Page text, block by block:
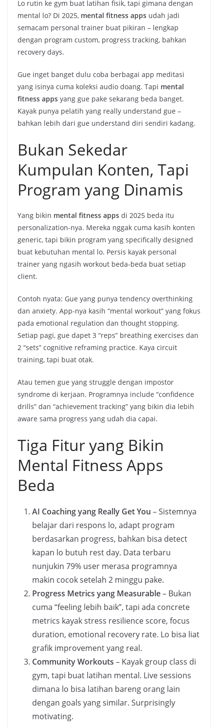
Lo rutin ke gym buat latihan fisik, tapi gimana dengan
mental lo? Di 2025, mental fitness apps udah jadi
semacam personal trainer buat pikiran – lengkap
dengan program custom, progress tracking, bahkan
recovery days.
Gue inget banget dulu coba berbagai app meditasi
yang isinya cuma koleksi audio doang. Tapi mental
fitness apps yang gue pake sekarang beda banget.
Kayak punya pelatih yang really understand gue –
bahkan lebih dari gue understand diri sendiri kadang.
Bukan Sekedar
Kumpulan Konten, Tapi
Program yang Dinamis
Yang bikin mental fitness apps di 2025 beda itu
personalization-nya. Mereka nggak cuma kasih konten
generic, tapi bikin program yang specifically designed
buat kebutuhan mental lo. Persis kayak personal
trainer yang ngasih workout beda-beda buat setiap
client.
Contoh nyata: Gue yang punya tendency overthinking
dan anxiety. App-nya kasih “mental workout” yang fokus
pada emotional regulation dan thought stopping.
Setiap pagi, gue dapet 3 “reps” breathing exercises dan
2 “sets” cognitive reframing practice. Kaya circuit
training, tapi buat otak.
Atau temen gue yang struggle dengan impostor
syndrome di kerjaan. Programnya include “confidence
drills” dan “achievement tracking” yang bikin dia lebih
aware sama progress yang udah dia capai.
Tiga Fitur yang Bikin
Mental Fitness Apps
Beda
AI Coaching yang Really Get You – Sistemnya
belajar dari respons lo, adapt program
berdasarkan progress, bahkan bisa detect
kapan lo butuh rest day. Data terbaru
nunjukin 79% user merasa programnya
makin cocok setelah 2 minggu pake.
Progress Metrics yang Measurable– Bukan
cuma “feeling lebih baik”, tapi ada concrete
metrics kayak stress resilience score, focus
duration, emotional recovery rate. Lo bisa liat
grafik improvement yang real.
Community Workouts – Kayak group class di
gym, tapi buat latihan mental. Live sessions
dimana lo bisa latihan bareng orang lain
dengan goals yang similar. Surprisingly
motivating.